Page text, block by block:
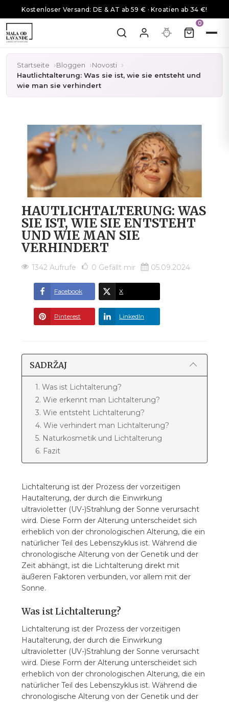
Kostenloser Versand: DE & AT ab 59 € · Kroatien ab 34 €!
0
Startseite Bloggen
Novosti
Hautlichtalterung: Was sie ist, wie sie entsteht und
wie man sie verhindert
HAUTLICHTALTERUNG: WAS
SIE IST, WIE SIE ENTSTEHT
UND WIE MAN SIE
VERHINDERT
1342 Aufrufe 0 Gefällt mir 05.09.2024
Facebook X
Pinterest LinkedIn
SADRŽAJ
1. Was ist Lichtalterung?
2. Wie erkennt man Lichtalterung?
3. Wie entsteht Lichtalterung?
4. Wie verhindert man Lichtalterung?
5. Naturkosmetik und Lichtalterung
6. Fazit
Lichtalterung ist der Prozess der vorzeitigen
Hautalterung, der durch die Einwirkung
ultravioletter (UV-)Strahlung der Sonne verursacht
wird. Diese Form der Alterung unterscheidet sich
erheblich von der chronologischen Alterung, die ein
natürlicher Teil des Lebenszyklus ist. Während die
chronologische Alterung von der Genetik und der
Zeit abhängt, ist die Lichtalterung direkt mit
äußeren Faktoren verbunden, vor allem mit der
Sonne.
Was ist Lichtalterung?
Lichtalterung ist der Prozess der vorzeitigen
Hautalterung, der durch die Einwirkung
ultravioletter (UV-)Strahlung der Sonne verursacht
wird. Diese Form der Alterung unterscheidet sich
erheblich von der chronologischen Alterung, die ein
natürlicher Teil des Lebenszyklus ist. Während die
chronologische Alterung von der Genetik und der